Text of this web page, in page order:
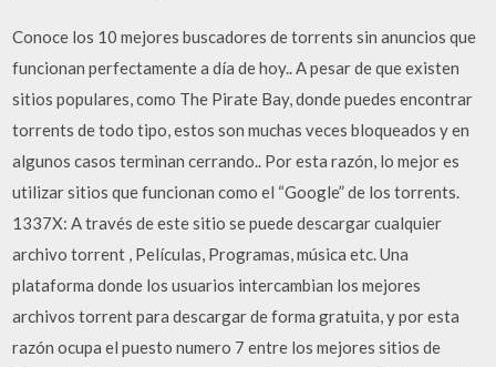
Conoce los 10 mejores buscadores de torrents sin anuncios que
funcionan perfectamente a día de hoy.. A pesar de que existen
sitios populares, como The Pirate Bay, donde puedes encontrar
torrents de todo tipo, estos son muchas veces bloqueados y en
algunos casos terminan cerrando.. Por esta razón, lo mejor es
utilizar sitios que funcionan como el “Google” de los torrents.
1337X: A través de este sitio se puede descargar cualquier
archivo torrent , Películas, Programas, música etc. Una
plataforma donde los usuarios intercambian los mejores
archivos torrent para descargar de forma gratuita, y por esta
razón ocupa el puesto numero 7 entre los mejores sitios de